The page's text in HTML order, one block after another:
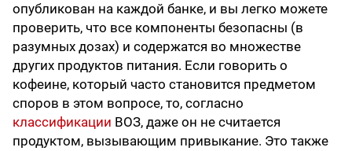
опубликован на каждой банке, и вы легко можете
проверить, что все компоненты безопасны (в
разумных дозах) и содержатся во множестве
других продуктов питания. Если говорить о
кофеине, который часто становится предметом
споров в этом вопросе, то, согласно
классификации ВОЗ, даже он не считается
продуктом, вызывающим привыкание. Это также